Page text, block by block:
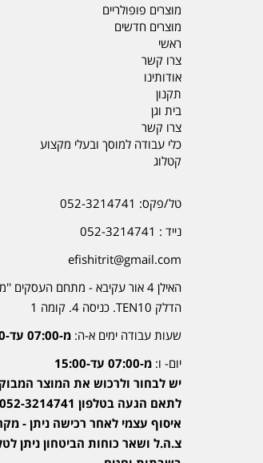
מוצרים פופולריים
מוצרים חדשים
ראשי
צרו קשר
אודותינו
תקנון
בית וגן
צרו קשר
כלי עבודה למוסך ובעלי מקצוע
קטלוג
טל/פקס: 052-3214741
נייד : 052-3214741
efishitrit@gmail.com
האילן 4 אור עקיבא - מתחם
הדלק TEN10. כניסה 4. קומה 1
שעות עבודה ימים א-ה: מ-07:00 עד-20:00
יום- ו: מ-07:00 עד-15:00
יש לבחור ולרכוש את המוצר
לתאם הגעה בטלפון 052-3214741
איסוף עצמי לאחר רכישה ניתן -
צ.ה.ל ושאר כוחות הביטחון ניתן